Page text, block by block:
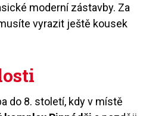
moderní zástavby. Za
vyrazit ještě kousek
do 8. století, kdy v místě